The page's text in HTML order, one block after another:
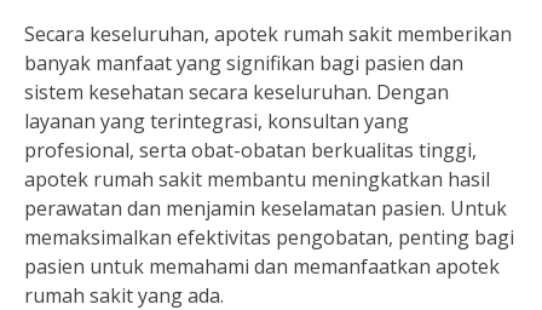
Secara keseluruhan, apotek rumah sakit memberikan
banyak manfaat yang signifikan bagi pasien dan
sistem kesehatan secara keseluruhan. Dengan
layanan yang terintegrasi, konsultan yang
profesional, serta obat-obatan berkualitas tinggi,
apotek rumah sakit membantu meningkatkan hasil
perawatan dan menjamin keselamatan pasien. Untuk
memaksimalkan efektivitas pengobatan, penting bagi
pasien untuk memahami dan memanfaatkan apotek
rumah sakit yang ada.